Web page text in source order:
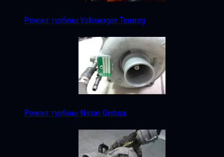
Ремонт турбины Volkswagen Touareg
Ремонт турбины Nissan Qashqai